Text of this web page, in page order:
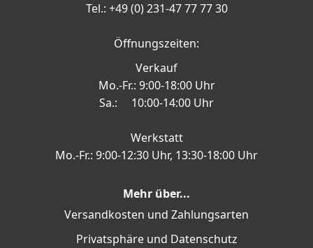
Tel.: +49 (0) 231-47 77 77 30
Öffnungszeiten:
Verkauf
Mo.-Fr.: 9:00-18:00 Uhr
Sa.: 10:00-14:00 Uhr
Werkstatt
Mo.-Fr.: 9:00-12:30 Uhr, 13:30-18:00 Uhr
Mehr über...
Versandkosten und Zahlungsarten
Privatsphäre und Datenschutz